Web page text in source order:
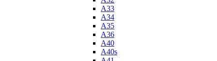
A33
A34
A35
A36
A40
A40s